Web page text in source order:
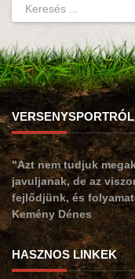
VERSENYSPORTRÓL
"Azt nem tudjuk
javuljanak, de az
fejlődjünk, és
Kemény Dénes
HASZNOS LINKEK